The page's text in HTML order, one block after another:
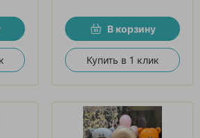
В корзину
Купить в 1 клик